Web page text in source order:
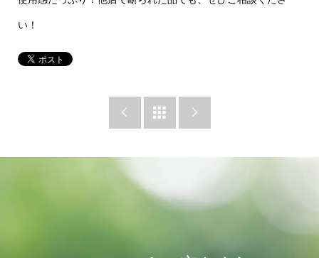
い！
  